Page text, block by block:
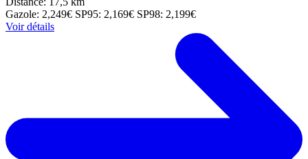
Gazole: 2,249€ SP95: 2,169€ SP98: 2,199€
Voir détails